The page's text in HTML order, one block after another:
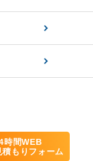
時間WEB
積もりフォーム